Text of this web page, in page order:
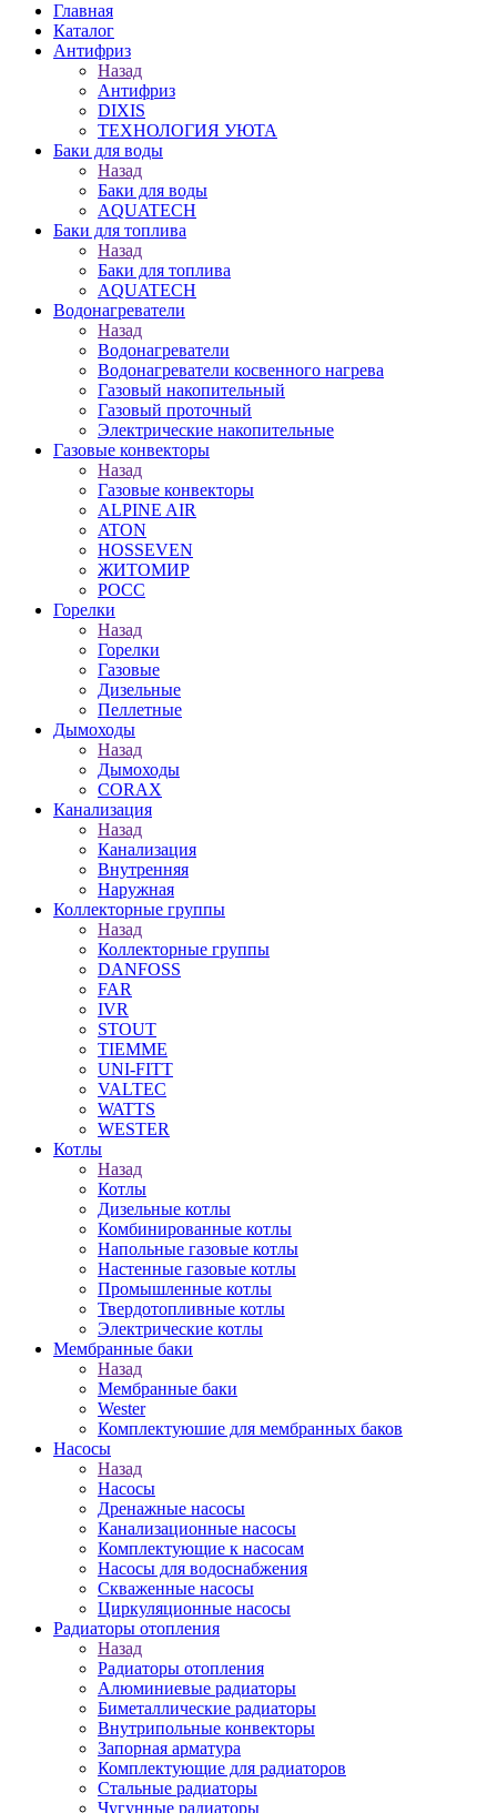
Главная
Каталог
Антифриз
Назад
Антифриз
DIXIS
ТЕХНОЛОГИЯ УЮТА
Баки для воды
Назад
Баки для воды
AQUATECH
Баки для топлива
Назад
Баки для топлива
AQUATECH
Водонагреватели
Назад
Водонагреватели
Водонагреватели косвенного нагрева
Газовый накопительный
Газовый проточный
Электрические накопительные
Газовые конвекторы
Назад
Газовые конвекторы
ALPINE AIR
ATON
HOSSEVEN
ЖИТОМИР
РОСС
Горелки
Назад
Горелки
Газовые
Дизельные
Пеллетные
Дымоходы
Назад
Дымоходы
CORAX
Канализация
Назад
Канализация
Внутренняя
Наружная
Коллекторные группы
Назад
Коллекторные группы
DANFOSS
FAR
IVR
STOUT
TIEMME
UNI-FITT
VALTEC
WATTS
WESTER
Котлы
Назад
Котлы
Дизельные котлы
Комбинированные котлы
Напольные газовые котлы
Настенные газовые котлы
Промышленные котлы
Твердотопливные котлы
Электрические котлы
Мембранные баки
Назад
Мембранные баки
Wester
Комплектуюшие для мембранных баков
Насосы
Назад
Насосы
Дренажные насосы
Канализационные насосы
Комплектующие к насосам
Насосы для водоснабжения
Скваженные насосы
Циркуляционные насосы
Радиаторы отопления
Назад
Радиаторы отопления
Алюминиевые радиаторы
Биметаллические радиаторы
Внутрипольные конвекторы
Запорная арматура
Комплектующие для радиаторов
Стальные радиаторы
Чугунные радиаторы